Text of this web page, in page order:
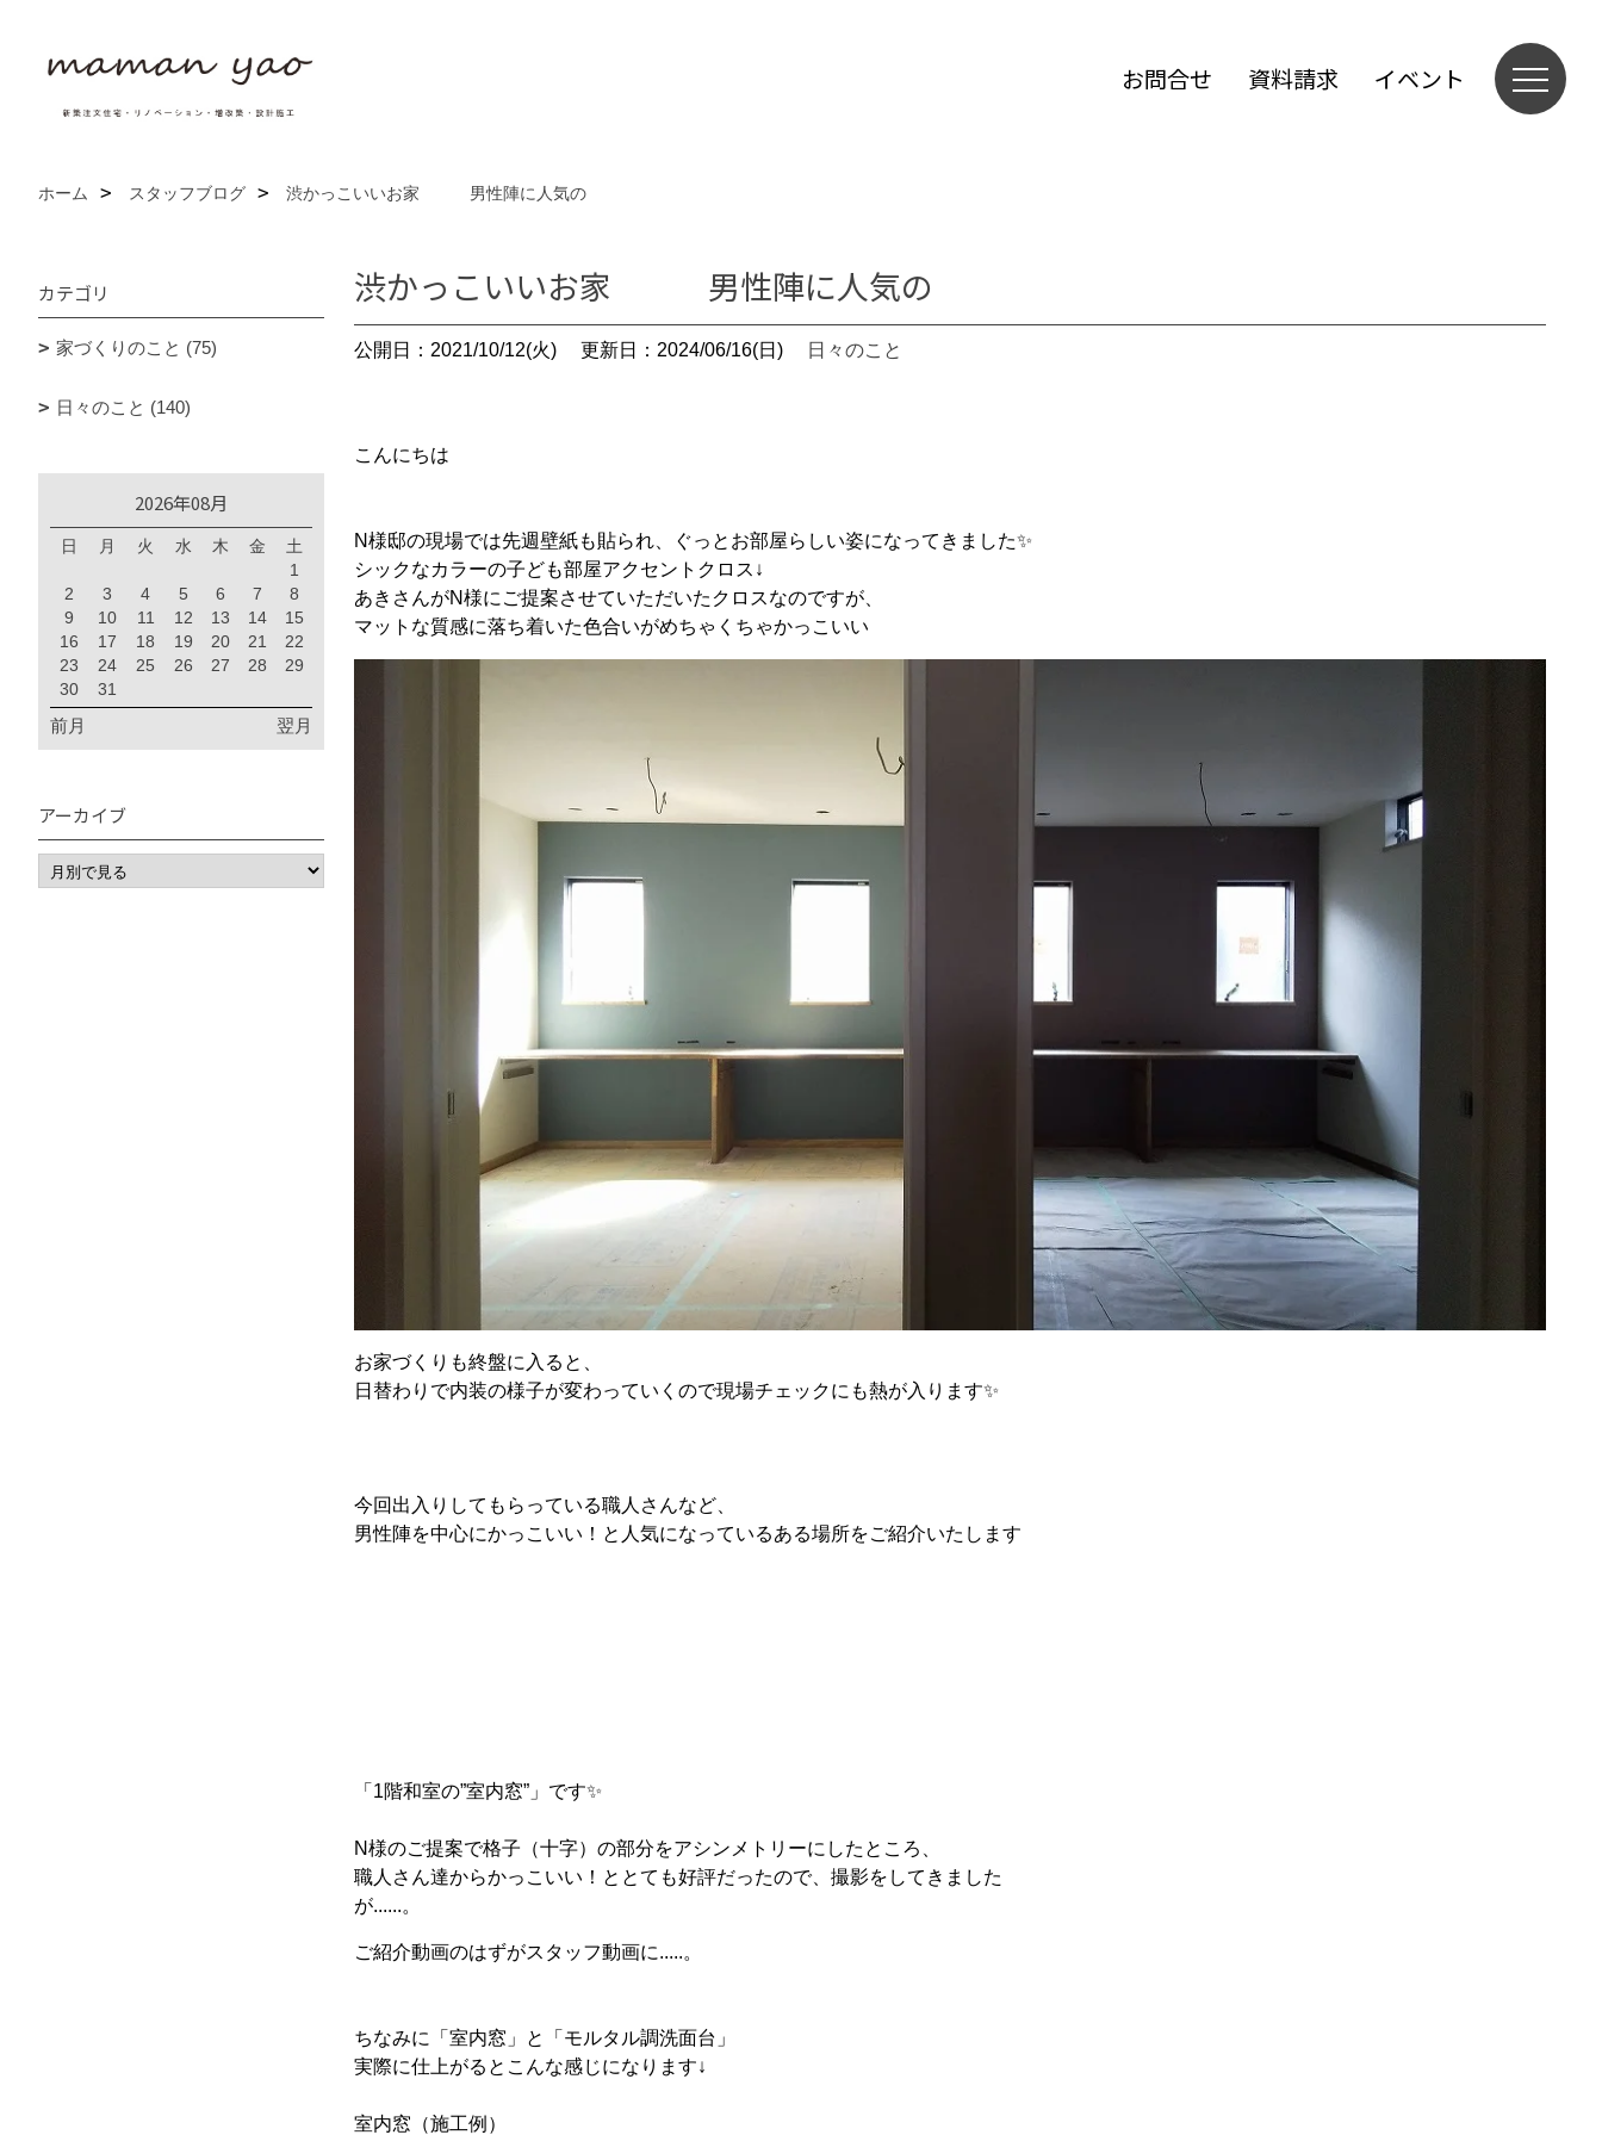
お問合せ 資料請求 イベント
ホーム スタッフブログ 渋かっこいいお家 男性陣に人気の
渋かっこいいお家 男性陣に人気の
公開日：2021/10/12(火) 更新日：2024/06/16(日) 日々のこと
こんにちは
N様邸の現場では先週壁紙も貼られ、ぐっとお部屋らしい姿になってきました✨
シックなカラーの子ども部屋アクセントクロス↓
あきさんがN様にご提案させていただいたクロスなのですが、
マットな質感に落ち着いた色合いがめちゃくちゃかっこいい
お家づくりも終盤に入ると、
日替わりで内装の様子が変わっていくので現場チェックにも熱が入ります✨
今回出入りしてもらっている職人さんなど、
男性陣を中心にかっこいい！と人気になっているある場所をご紹介いたします
「1階和室の”室内窓”」です✨
N様のご提案で格子（十字）の部分をアシンメトリーにしたところ、
職人さん達からかっこいい！ととても好評だったので、撮影をしてきました
が......。
ご紹介動画のはずがスタッフ動画に.....。
ちなみに「室内窓」と「モルタル調洗面台」
実際に仕上がるとこんな感じになります↓
室内窓（施工例）
カテゴリ
家づくりのこと (75)
日々のこと (140)
2026年08月
日 月 火 水 木 金
土
1
2
3 4 5 6 7
8
9
10 11 12 13 14
15
16
17 18 19 20 21
22
23
24 25 26 27 28
29
30
31
前月 翌月
アーカイブ